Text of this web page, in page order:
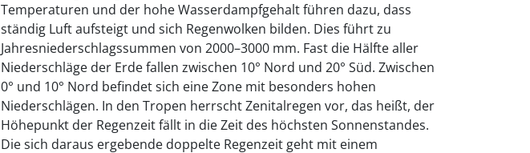
Temperaturen und der hohe Wasserdampfgehalt führen dazu, dass
ständig Luft aufsteigt und sich Regenwolken bilden. Dies führt zu
Jahresniederschlagssummen von 2000–3000 mm. Fast die Hälfte aller
Niederschläge der Erde fallen zwischen 10° Nord und 20° Süd. Zwischen
0° und 10° Nord befindet sich eine Zone mit besonders hohen
Niederschlägen. In den Tropen herrscht Zenitalregen vor, das heißt, der
Höhepunkt der Regenzeit fällt in die Zeit des höchsten Sonnenstandes.
Die sich daraus ergebende doppelte Regenzeit geht mit einem